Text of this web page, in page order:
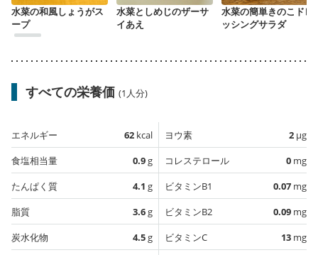
水菜の和風しょうがス
ープ
水菜としめじのザーサ
イあえ
水菜の簡単きのこドレ
ッシングサラダ
すべての栄養価 (1人分)
エネルギー 62 kcal
食塩相当量
0.9g
たんぱく質
4.1 g
脂質
3.6g
炭水化物
4.5g
ヨウ素 2 µg
コレステロール
0 mg
ビタミンB1
0.07 mg
ビタミンB2
0.09 mg
ビタミンC
13 mg